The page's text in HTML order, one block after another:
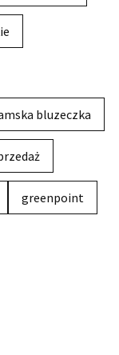
bluzeczka
greenpoint